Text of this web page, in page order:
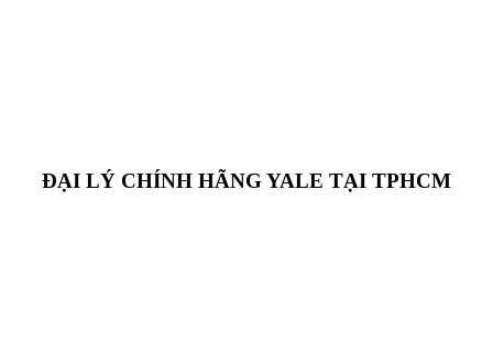
ĐẠI LÝ CHÍNH HÃNG YALE TẠI TPHCM